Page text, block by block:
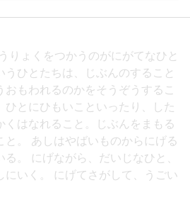
りょくをつかうのがにがてなひと
うひとたちは、じぶんのすること
おもわれるのかをそうぞうするこ
ひとにひもいこといったり、した
くはなれること。じぶんをまもる
と。 あしはやばいものからにげる
る。 にげながら、だいじなひと、
にいく。 にげてさがして、うごい